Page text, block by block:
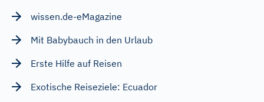
wissen.de-eMagazine
Mit Babybauch in den Urlaub
Erste Hilfe auf Reisen
Exotische Reiseziele: Ecuador